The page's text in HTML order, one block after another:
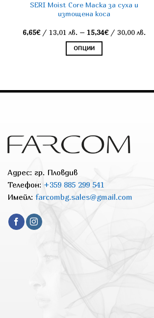
SERI Moist Core Маска за суха и
изтощена коса
6,65€/ 13,01 лв. – 15,34€/ 30,00 лв.
ОПЦИИ
options
may
on
the
product
Адрес: гр. Пловдив
Телефон: +359 885 299 541
Имейл: farcombg.sales@gmail.com